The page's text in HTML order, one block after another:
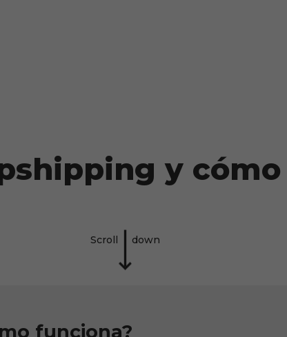
y
Scroll down
funciona?